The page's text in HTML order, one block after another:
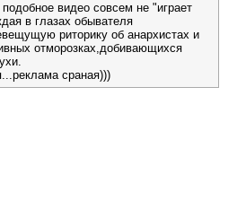
видео совсем не "играет
в глазах обывателя
риторику об анархистах и
отморозках,добивающихся
сраная)))